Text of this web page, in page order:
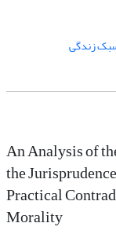
زندگی
An Analysis of
the
Practical
Morality